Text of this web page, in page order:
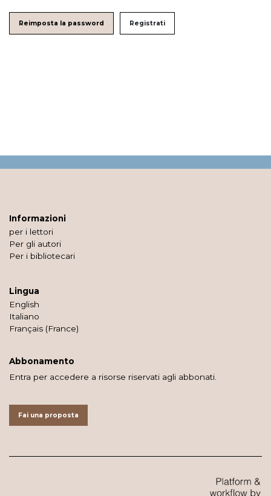
Reimposta la password Registrati
Informazioni
per i lettori
Per gli autori
Per i bibliotecari
Lingua
English
Italiano
Français (France)
Abbonamento
Entra per accedere a risorse riservati agli abbonati.
Fai una proposta